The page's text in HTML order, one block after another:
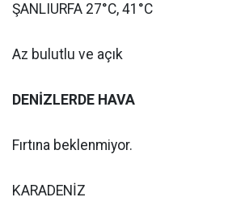
ŞANLIURFA 27°C, 41°C
Az bulutlu ve açık
DENİZLERDE HAVA
Fırtına beklenmiyor.
KARADENİZ